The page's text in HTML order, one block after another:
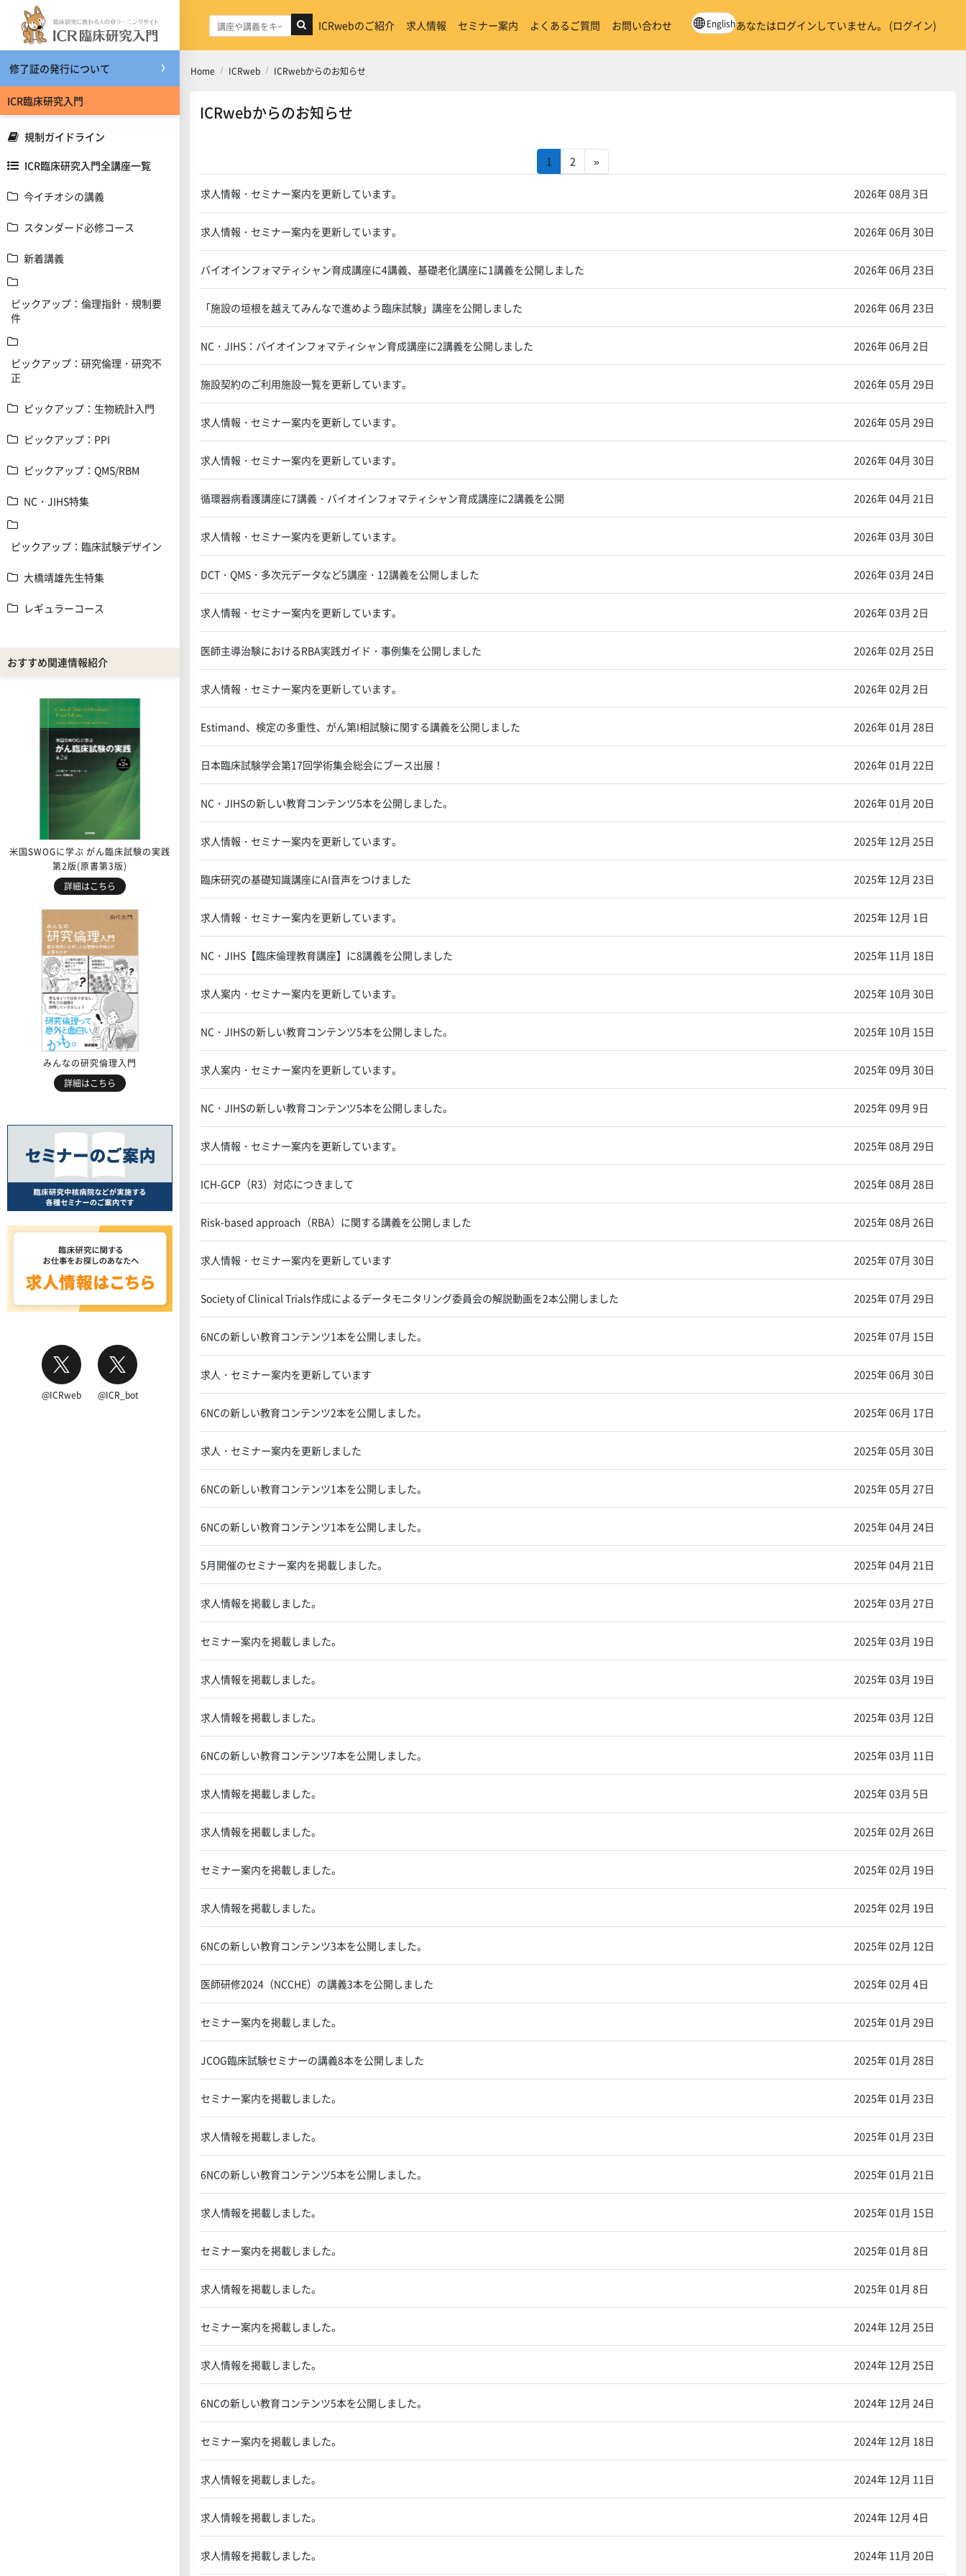
メインコンテンツへスキップする
修了証の発行について
ICR臨床研究入門
規制ガイドライン
ICR臨床研究入門全講座一覧
今イチオシの講義
スタンダード必修コース
新着講義
ピックアップ：倫理指針・規制要
件
ピックアップ：研究倫理・研究不
正
ピックアップ：生物統計入門
ピックアップ：PPI
ピックアップ：QMS/RBM
NC・JIHS特集
ピックアップ：臨床試験デザイン
大橋靖雄先生特集
レギュラーコース
おすすめ関連情報紹介
米国SWOGに学ぶ がん臨床試験の実践
第2版(原書第3版)
詳細はこちら
みんなの研究倫理入門
詳細はこちら
@ICRweb @ICR_bot
ICRwebのご紹介 求人情報 セミナー案内 よくあるご質問 お問い合わせ Englishあなたはログインしていません。 (ログイン)
Home ICRweb ICRwebからのお知らせ
ICRwebからのお知らせ
1 (現在)
2 »次へ
ディスカッション一覧です。100 / 127 ディスカッションを表示します。
求人情報・セミナー案内を更新しています。 2026年 08月 3日
求人情報・セミナー案内を更新しています。 2026年 06月 30日
バイオインフォマティシャン育成講座に4講義、基礎老化講座に1講義を公開しました 2026年 06月 23日
「施設の垣根を越えてみんなで進めよう臨床試験」講座を公開しました 2026年 06月 23日
NC・JIHS：バイオインフォマティシャン育成講座に2講義を公開しました 2026年 06月 2日
施設契約のご利用施設一覧を更新しています。 2026年 05月 29日
求人情報・セミナー案内を更新しています。 2026年 05月 29日
求人情報・セミナー案内を更新しています。 2026年 04月 30日
循環器病看護講座に7講義・バイオインフォマティシャン育成講座に2講義を公開 2026年 04月 21日
求人情報・セミナー案内を更新しています。 2026年 03月 30日
DCT・QMS・多次元データなど5講座・12講義を公開しました 2026年 03月 24日
求人情報・セミナー案内を更新しています。 2026年 03月 2日
医師主導治験におけるRBA実践ガイド・事例集を公開しました 2026年 02月 25日
求人情報・セミナー案内を更新しています。 2026年 02月 2日
Estimand、検定の多重性、がん第I相試験に関する講義を公開しました 2026年 01月 28日
日本臨床試験学会第17回学術集会総会にブース出展！ 2026年 01月 22日
NC・JIHSの新しい教育コンテンツ5本を公開しました。 2026年 01月 20日
求人情報・セミナー案内を更新しています。 2025年 12月 25日
臨床研究の基礎知識講座にAI音声をつけました 2025年 12月 23日
求人情報・セミナー案内を更新しています。 2025年 12月 1日
NC・JIHS【臨床倫理教育講座】に8講義を公開しました 2025年 11月 18日
求人案内・セミナー案内を更新しています。 2025年 10月 30日
NC・JIHSの新しい教育コンテンツ5本を公開しました。 2025年 10月 15日
求人案内・セミナー案内を更新しています。 2025年 09月 30日
NC・JIHSの新しい教育コンテンツ5本を公開しました。 2025年 09月 9日
求人情報・セミナー案内を更新しています。 2025年 08月 29日
ICH-GCP（R3）対応につきまして 2025年 08月 28日
Risk-based approach（RBA）に関する講義を公開しました 2025年 08月 26日
求人情報・セミナー案内を更新しています 2025年 07月 30日
Society of Clinical Trials作成によるデータモニタリング委員会の解説動画を2本公開しました 2025年 07月 29日
6NCの新しい教育コンテンツ1本を公開しました。 2025年 07月 15日
求人・セミナー案内を更新しています 2025年 06月 30日
6NCの新しい教育コンテンツ2本を公開しました。 2025年 06月 17日
求人・セミナー案内を更新しました 2025年 05月 30日
6NCの新しい教育コンテンツ1本を公開しました。 2025年 05月 27日
6NCの新しい教育コンテンツ1本を公開しました。 2025年 04月 24日
5月開催のセミナー案内を掲載しました。 2025年 04月 21日
求人情報を掲載しました。 2025年 03月 27日
セミナー案内を掲載しました。 2025年 03月 19日
求人情報を掲載しました。 2025年 03月 19日
求人情報を掲載しました。 2025年 03月 12日
6NCの新しい教育コンテンツ7本を公開しました。 2025年 03月 11日
求人情報を掲載しました。 2025年 03月 5日
求人情報を掲載しました。 2025年 02月 26日
セミナー案内を掲載しました。 2025年 02月 19日
求人情報を掲載しました。 2025年 02月 19日
6NCの新しい教育コンテンツ3本を公開しました。 2025年 02月 12日
医師研修2024（NCCHE）の講義3本を公開しました 2025年 02月 4日
セミナー案内を掲載しました。 2025年 01月 29日
JCOG臨床試験セミナーの講義8本を公開しました 2025年 01月 28日
セミナー案内を掲載しました。 2025年 01月 23日
求人情報を掲載しました。 2025年 01月 23日
6NCの新しい教育コンテンツ5本を公開しました。 2025年 01月 21日
求人情報を掲載しました。 2025年 01月 15日
セミナー案内を掲載しました。 2025年 01月 8日
求人情報を掲載しました。 2025年 01月 8日
セミナー案内を掲載しました。 2024年 12月 25日
求人情報を掲載しました。 2024年 12月 25日
6NCの新しい教育コンテンツ5本を公開しました。 2024年 12月 24日
セミナー案内を掲載しました。 2024年 12月 18日
求人情報を掲載しました。 2024年 12月 11日
求人情報を掲載しました。 2024年 12月 4日
求人情報を掲載しました。 2024年 11月 20日